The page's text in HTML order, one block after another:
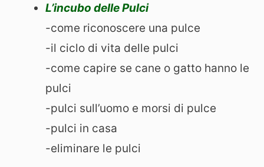
L’incubo delle Pulci
-come riconoscere una pulce
-il ciclo di vita delle pulci
-come capire se cane o gatto hanno le
pulci
-pulci sull’uomo e morsi di pulce
-pulci in casa
-eliminare le pulci